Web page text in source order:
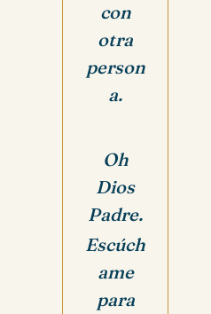
con
otra
person
a.
Oh
Dios
Padre.
Escúch
ame
para